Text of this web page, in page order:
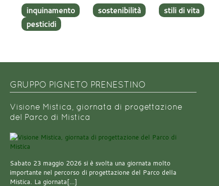
inquinamento
sostenibilità
stili di vita
pesticidi
GRUPPO PIGNETO PRENESTINO
Visione Mistica, giornata di progettazione
del Parco di Mistica
Sabato 23 maggio 2026 si è svolta una giornata molto
importante nel percorso di progettazione del Parco della
Mistica. La giornata[…]